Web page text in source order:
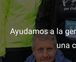
Ayudamos a la
una